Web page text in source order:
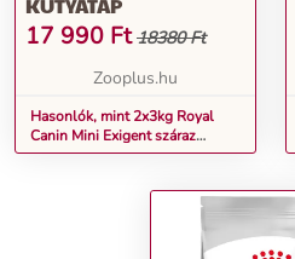
17 990 Ft 18380 Ft
Zooplus.hu
Hasonlók, mint 2x3kg Royal
Canin Mini Exigent száraz
kutyatáp